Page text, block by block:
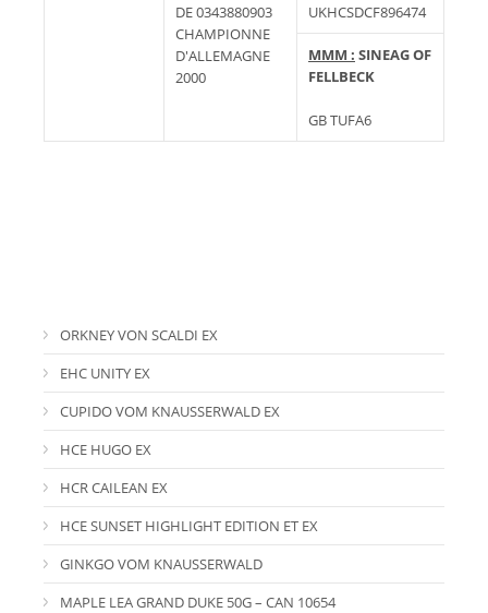
DE 0343880903
CHAMPIONNE
D'ALLEMAGNE
2000
UKHCSDCF896474
MMM : SINEAG OF
FELLBECK
GB TUFA6
ORKNEY VON SCALDI EX
EHC UNITY EX
CUPIDO VOM KNAUSSERWALD EX
HCE HUGO EX
HCR CAILEAN EX
HCE SUNSET HIGHLIGHT EDITION ET EX
GINKGO VOM KNAUSSERWALD
MAPLE LEA GRAND DUKE 50G – CAN 10654